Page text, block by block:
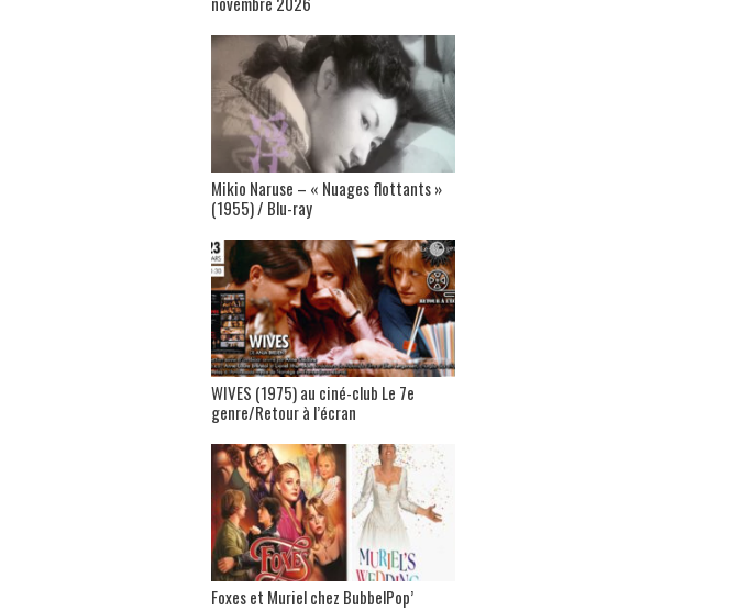
Mikio Naruse – « Nuages flottants »
(1955) / Blu-ray
WIVES (1975) au ciné-club Le 7e
genre/Retour à l’écran
Foxes et Muriel chez BubbelPop’